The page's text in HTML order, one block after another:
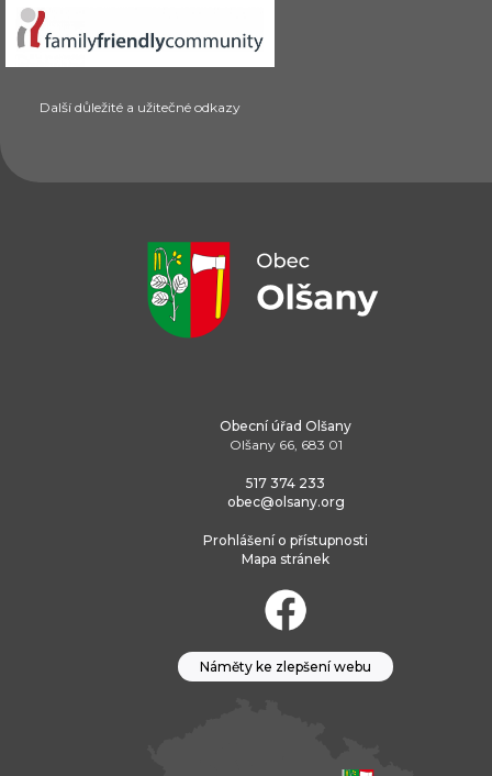
Další důležité a užitečné odkazy
Obecní úřad Olšany
Olšany 66, 683 01
517 374 233
obec@olsany.org
Prohlášení o přístupnosti
Mapa stránek
Náměty ke zlepšení webu